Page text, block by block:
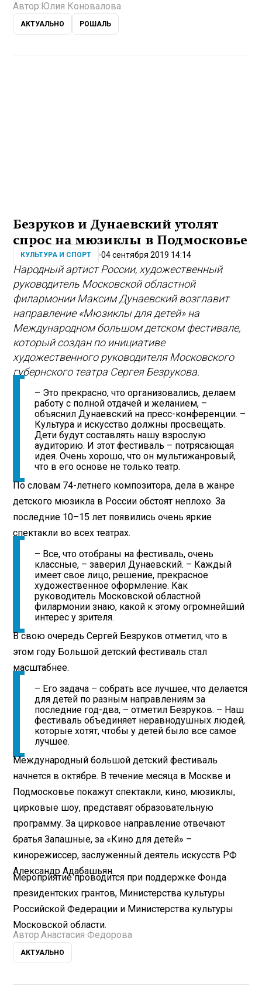
Автор: Юлия Коновалова
АКТУАЛЬНО РОШАЛЬ
Безруков и Дунаевский утолят
спрос на мюзиклы в Подмосковье
КУЛЬТУРА И СПОРТ 04 сентября 2019 14:14
Народный артист России, художественный
руководитель Московской областной
филармонии Максим Дунаевский возглавит
направление «Мюзиклы для детей» на
Международном большом детском фестивале,
который создан по инициативе
художественного руководителя Московского
губернского театра Сергея Безрукова.
– Это прекрасно, что организовались, делаем
работу с полной отдачей и желанием, –
объяснил Дунаевский на пресс-конференции. –
Культура и искусство должны просвещать.
Дети будут составлять нашу взрослую
аудиторию. И этот фестиваль – потрясающая
идея. Очень хорошо, что он мультижанровый,
что в его основе не только театр.
По словам 74-летнего композитора, дела в жанре
детского мюзикла в России обстоят неплохо. За
последние 10–15 лет появились очень яркие
спектакли во всех театрах.
– Все, что отобраны на фестиваль, очень
классные, – заверил Дунаевский. – Каждый
имеет свое лицо, решение, прекрасное
художественное оформление. Как
руководитель Московской областной
филармонии знаю, какой к этому огромнейший
интерес у зрителя.
В свою очередь Сергей Безруков отметил, что в
этом году Большой детский фестиваль стал
масштабнее.
– Его задача – собрать все лучшее, что делается
для детей по разным направлениям за
последние год-два, – отметил Безруков. – Наш
фестиваль объединяет неравнодушных людей,
которые хотят, чтобы у детей было все самое
лучшее.
Международный большой детский фестиваль
начнется в октябре. В течение месяца в Москве и
Подмосковье покажут спектакли, кино, мюзиклы,
цирковые шоу, представят образовательную
программу. За цирковое направление отвечают
братья Запашные, за «Кино для детей» –
кинорежиссер, заслуженный деятель искусств РФ
Александр Адабашьян.
Мероприятие проводится при поддержке Фонда
президентских грантов, Министерства культуры
Российской Федерации и Министерства культуры
Московской области.
Автор:Анастасия Федорова
АКТУАЛЬНО